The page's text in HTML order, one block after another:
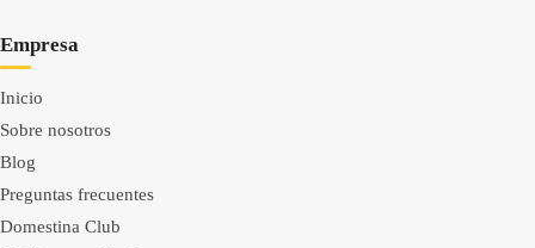
Empresa
Inicio
Sobre nosotros
Blog
Preguntas frecuentes
Domestina Club